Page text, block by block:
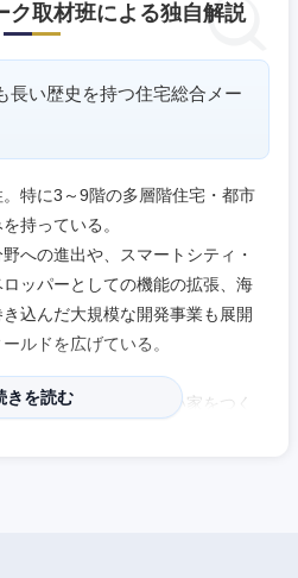
ク取材班による独自解説
長い歴史を持つ住宅総合メー
特に3～9階の多層階住宅・都市
持っている。
への進出や、スマートシティ・
ッパーとしての機能の拡張、海
込んだ大規模な開発事業も展開
ルドを広げている。
それにふさわしい良い家をつく
きを読む